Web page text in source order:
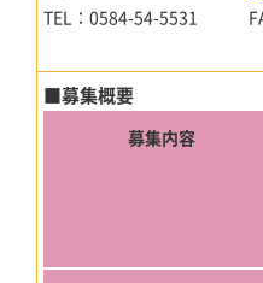
TEL：0584-54-5531
■募集概要
募集内容